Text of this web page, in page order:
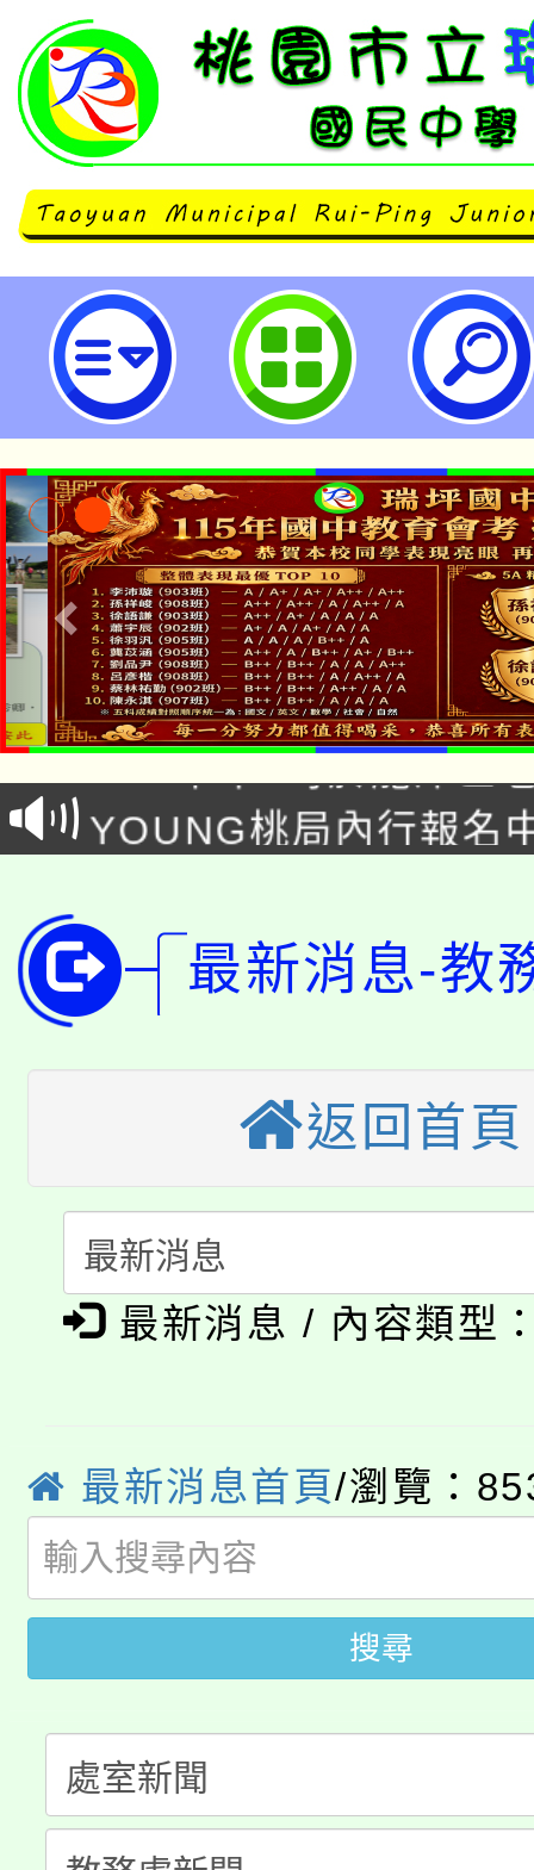
國家教育研究院「113年第十屆辭
桃園市立瑞坪國民中學
「本色祭」8/29、30在
場熱烈登場!
8/21下午1時於龍潭區
徵才活動。
YOUNG桃局內行報名
開!
115年桃園市運動會8/
田徑場及游泳池舉行。
桃園市低收入戶享有免
視費優惠，中低收入戶
半價優惠，詳情可洽有
者。
份教師增能研習
大溪自造教育及科技
份教師研習
會
115年食農教育專業人
程
「本色祭」8/29、30在
場熱烈登場!
8/21下午1時於龍潭區
局官網。
8月14至27日，桃園電
開!
115年桃園市運動會8/
田徑場及游泳池舉行。
桃園市低收入戶享有免
視費優惠，中低收入戶
半價優惠，詳情可洽有
者。
大園自造教育及科技
份教師研習
淨零綠生活教案入校路
會
115年食農教育專業人
最新消息-教
返回首頁
最新消息 / 內容類型
最新消息首頁/瀏覽：
搜尋